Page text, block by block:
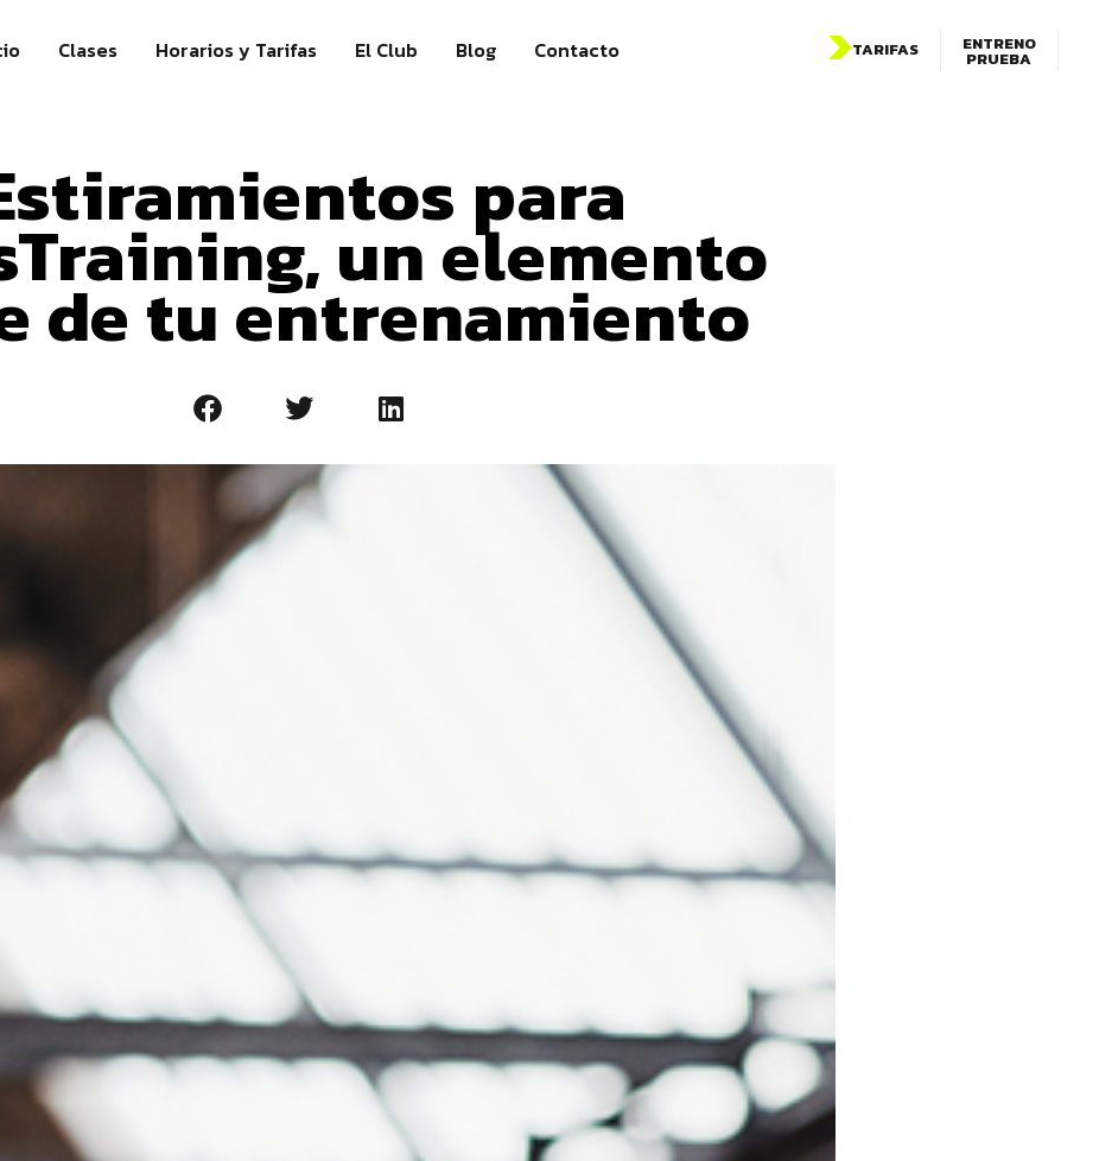
Clases Horarios y Tarifas El Club Blog Contacto TARIFAS ENTRENO
PRUEBA
para
un elemento
de tu entrenamiento